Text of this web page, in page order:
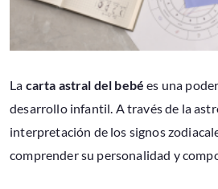
La carta astral del bebé es una
desarrollo infantil. A través de la
interpretación de los signos
comprender su personalidad y